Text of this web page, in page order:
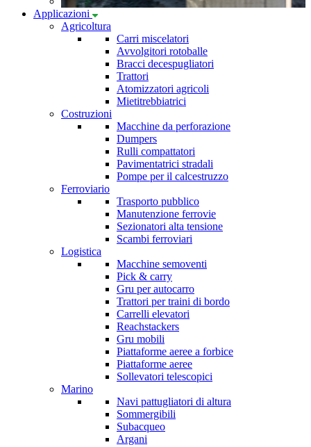
Applicazioni
Agricoltura
Carri miscelatori
Avvolgitori rotoballe
Bracci decespugliatori
Trattori
Atomizzatori agricoli
Mietitrebbiatrici
Costruzioni
Macchine da perforazione
Dumpers
Rulli compattatori
Pavimentatrici stradali
Pompe per il calcestruzzo
Ferroviario
Trasporto pubblico
Manutenzione ferrovie
Sezionatori alta tensione
Scambi ferroviari
Logistica
Macchine semoventi
Pick & carry
Gru per autocarro
Trattori per traini di bordo
Carrelli elevatori
Reachstackers
Gru mobili
Piattaforme aeree a forbice
Piattaforme aeree
Sollevatori telescopici
Marino
Navi pattugliatori di altura
Sommergibili
Subacqueo
Argani